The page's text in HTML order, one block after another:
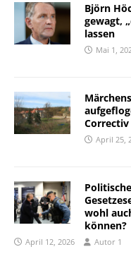
Björn
gewagt,
lassen
Mai 1,
April 25,
wohl
können?
April 12, 2026 Autor 1